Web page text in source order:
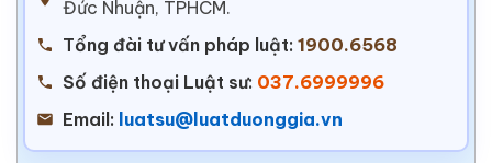
Đức Nhuận, TPHCM.
Tổng đài tư vấn pháp luật: 1900.6568
Số điện thoại Luật sư: 037.6999996
Email: luatsu@luatduonggia.vn